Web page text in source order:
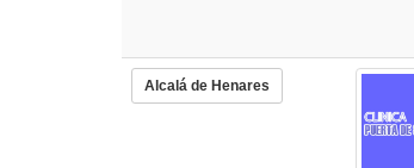
Alcalá de Henares